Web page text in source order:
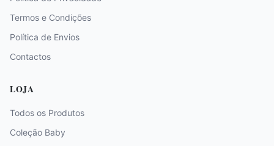
Termos e Condições
Política de Envios
Contactos
LOJA
Todos os Produtos
Coleção Baby